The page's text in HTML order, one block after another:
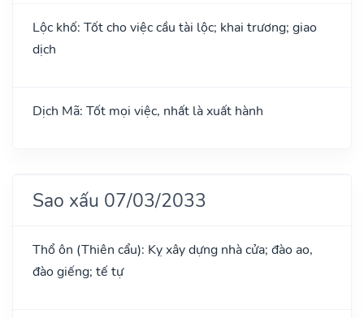
Lộc khố: Tốt cho việc cầu tài lộc; khai trương; giao
dịch
Dịch Mã: Tốt mọi việc, nhất là xuất hành
Sao xấu 07/03/2033
Thổ ôn (Thiên cẩu): Kỵ xây dựng nhà cửa; đào ao,
đào giếng; tế tự